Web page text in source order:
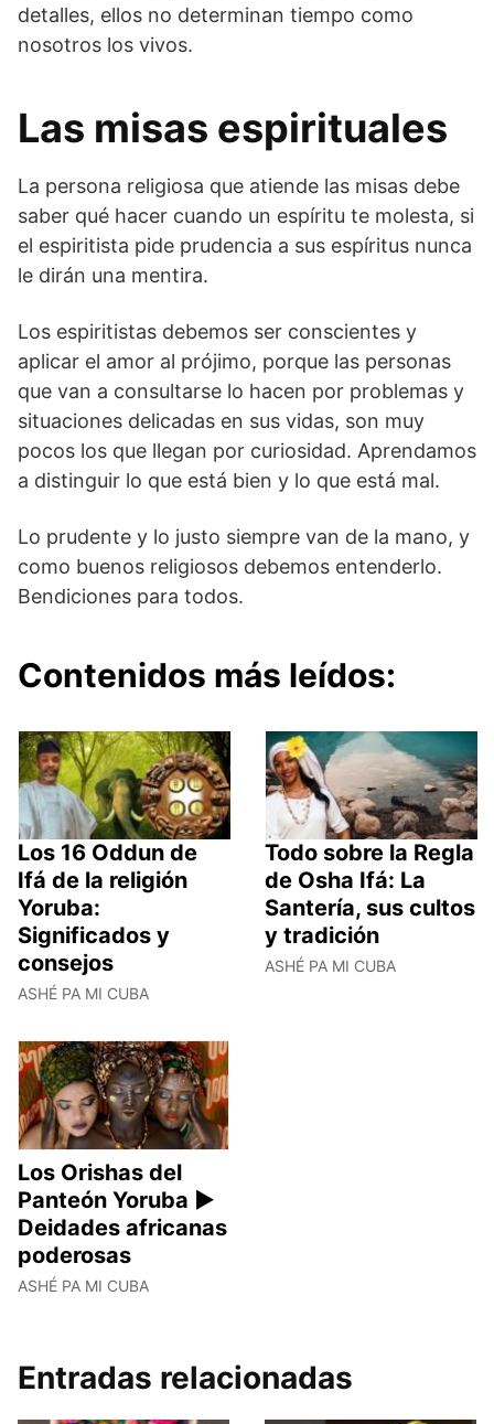
detalles, ellos no determinan tiempo como
nosotros los vivos.
Las misas espirituales
La persona religiosa que atiende las misas debe
saber qué hacer cuando un espíritu te molesta, si
el espiritista pide prudencia a sus espíritus nunca
le dirán una mentira.
Los espiritistas debemos ser conscientes y
aplicar el amor al prójimo, porque las personas
que van a consultarse lo hacen por problemas y
situaciones delicadas en sus vidas, son muy
pocos los que llegan por curiosidad. Aprendamos
a distinguir lo que está bien y lo que está mal.
Lo prudente y lo justo siempre van de la mano, y
como buenos religiosos debemos entenderlo.
Bendiciones para todos.
Contenidos más leídos:
Los 16 Oddun de
Ifá de la religión
Yoruba:
Significados y
consejos
ASHÉ PA MI CUBA
Todo sobre la Regla
de Osha Ifá: La
Santería, sus cultos
y tradición
ASHÉ PA MI CUBA
Los Orishas del
Panteón Yoruba ►
Deidades africanas
poderosas
ASHÉ PA MI CUBA
Entradas relacionadas